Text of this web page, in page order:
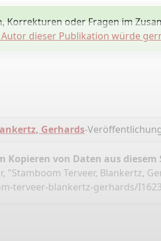
Korrekturen oder Fragen im
dieser Publikation würde
Gerhards-
Kopieren von Daten aus
"Stamboom Terveer, Blankertz,
terveer-blankertz-gerhards/